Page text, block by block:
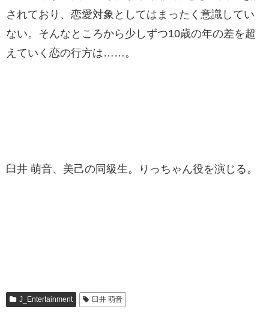
されており、恋愛対象としてはまったく意識してい
ない。そんなところから少しずつ10歳の年の差を超
えていく恋の行方は……。
臼井 萌音、美己の同級生。りっちゃん役を演じる。
J_Entertainment 臼井 萌音